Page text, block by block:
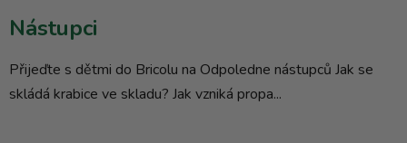
Nástupci
Přijeďte s dětmi do Bricolu na Odpoledne nástupců Jak se
skládá krabice ve skladu? Jak vzniká propa...